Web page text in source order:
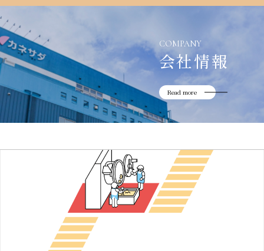
COMPANY
会社情報
Read more